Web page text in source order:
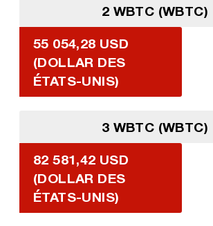
2 WBTC (WBTC)
55 054,28 USD
(DOLLAR DES
ÉTATS-UNIS)
3 WBTC (WBTC)
82 581,42 USD
(DOLLAR DES
ÉTATS-UNIS)